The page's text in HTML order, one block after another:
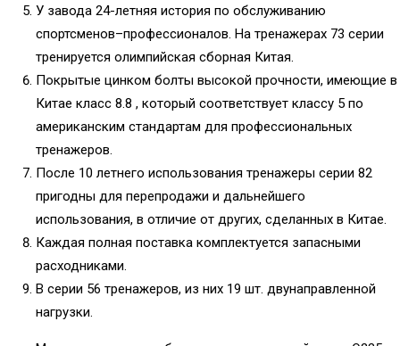
У завода 24-летняя история по обслуживанию
спортсменов–профессионалов. На тренажерах 73 серии
тренируется олимпийская сборная Китая.
Покрытые цинком болты высокой прочности, имеющие в
Китае класс 8.8 , который соответствует классу 5 по
американским стандартам для профессиональных
тренажеров.
После 10 летнего использования тренажеры серии 82
пригодны для перепродажи и дальнейшего
использования, в отличие от других, сделанных в Китае.
Каждая полная поставка комплектуется запасными
расходниками.
В серии 56 тренажеров, из них 19 шт. двунаправленной
нагрузки.